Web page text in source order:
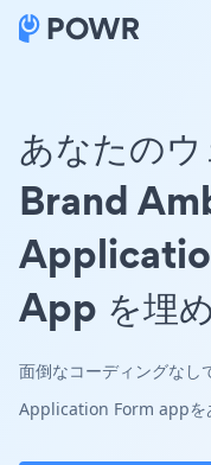
あなたの
Brand
App を埋
面倒なコーディングな
Application Form appを